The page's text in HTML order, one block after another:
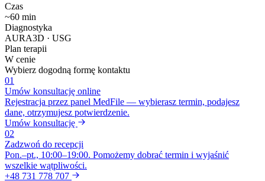
Czas
~60 min
Diagnostyka
AURA3D · USG
Plan terapii
W cenie
Wybierz dogodną formę kontaktu
01
Umów konsultację online
Rejestracja przez panel MedFile — wybierasz termin, podajesz
dane, otrzymujesz potwierdzenie.
Umów konsultację
02
Zadzwoń do recepcji
Pon.–pt., 10:00–19:00. Pomożemy dobrać termin i wyjaśnić
wszelkie wątpliwości.
+48 731 778 707